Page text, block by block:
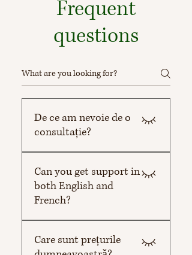
Frequent
questions
De ce am nevoie de o
consultație?
imigrației este pavată de
riscuri și potențiale care
trebuie echilibrate. Putem
contribui la succesul tău
doar atunci când cunoaștem
Can you get support in
both English and
French?
English or French,
Care sunt prețurile